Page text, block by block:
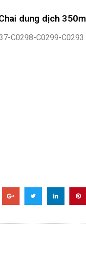
dung dịch 350ml
C0298-C0299-C0293